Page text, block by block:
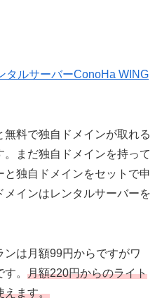
タルサーバーConoHa WING
料で独自ドメインが取れる
まだ独自ドメインを持って
独自ドメインをセットで申
インはレンタルサーバーを
ンは月額99円からですがワ
。 月額220円からのライト
えます。